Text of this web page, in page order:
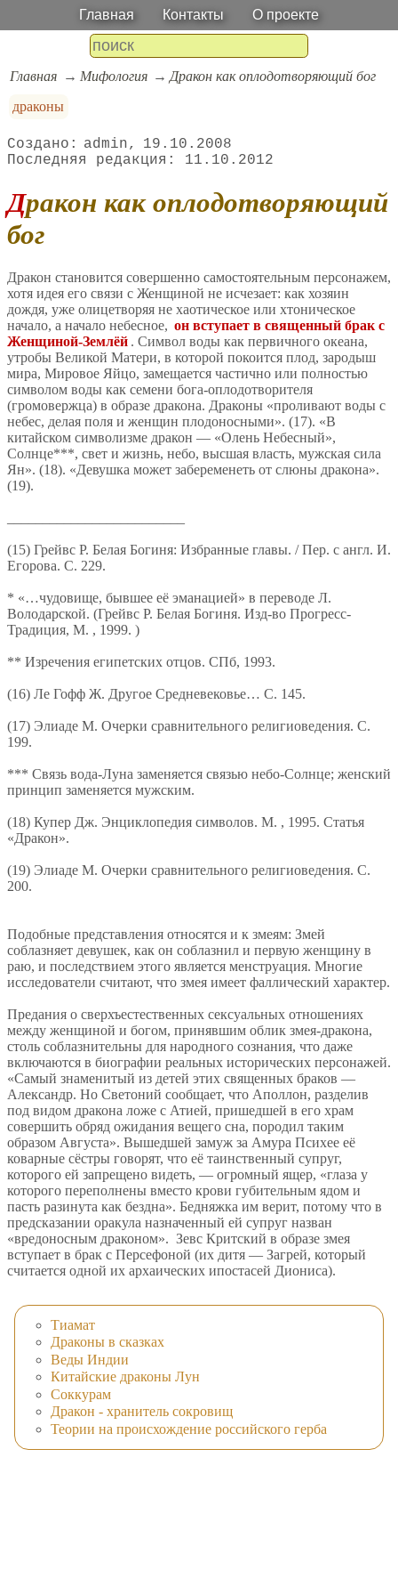
Главная Контакты О проекте
Главная Мифология
Дракон как оплодотворяющий бог
драконы
admin
19.10.2008
11.10.2012
Дракон как оплодотворяющий
бог
Дракон становится совершенно самостоятельным персонажем,
хотя идея его связи с Женщиной не исчезает: как хозяин
дождя, уже олицетворяя не хаотическое или хтоническое
начало, а начало небесное, он вступает в священный брак с
Женщиной-Землёй . Символ воды как первичного океана,
утробы Великой Матери, в которой покоится плод, зародыш
мира, Мировое Яйцо, замещается частично или полностью
символом воды как семени бога-оплодотворителя
(громовержца) в образе дракона. Драконы «проливают воды с
небес, делая поля и женщин плодоносными». (17). «В
китайском символизме дракон — «Олень Небесный»,
Солнце***, свет и жизнь, небо, высшая власть, мужская сила
Ян». (18). «Девушка может забеременеть от слюны дракона».
(19).
(15) Грейвс Р. Белая Богиня: Избранные главы. / Пер. с англ. И.
Егорова. С. 229.
* «…чудовище, бывшее её эманацией» в переводе Л.
Володарской. (Грейвс Р. Белая Богиня. Изд-во Прогресс-
Традиция, М. , 1999. )
** Изречения египетских отцов. СПб, 1993.
(16) Ле Гофф Ж. Другое Средневековье… С. 145.
(17) Элиаде М. Очерки сравнительного религиоведения. С.
199.
*** Связь вода-Луна заменяется связью небо-Солнце; женский
принцип заменяется мужским.
(18) Купер Дж. Энциклопедия символов. М. , 1995. Статья
«Дракон».
(19) Элиаде М. Очерки сравнительного религиоведения. С.
200.
Подобные представления относятся и к змеям: Змей
соблазняет девушек, как он соблазнил и первую женщину в
раю, и последствием этого является менструация. Многие
исследователи считают, что змея имеет фаллический характер.
Предания о сверхъестественных сексуальных отношениях
между женщиной и богом, принявшим облик змея-дракона,
столь соблазнительны для народного сознания, что даже
включаются в биографии реальных исторических персонажей.
«Самый знаменитый из детей этих священных браков —
Александр. Но Светоний сообщает, что Аполлон, разделив
под видом дракона ложе с Атией, пришедшей в его храм
совершить обряд ожидания вещего сна, породил таким
образом Августа». Вышедшей замуж за Амура Психее её
коварные сёстры говорят, что её таинственный супруг,
которого ей запрещено видеть, — огромный ящер, «глаза у
которого переполнены вместо крови губительным ядом и
пасть разинута как бездна». Бедняжка им верит, потому что в
предсказании оракула назначенный ей супруг назван
«вредоносным драконом». Зевс Критский в образе змея
вступает в брак с Персефоной (их дитя — Загрей, который
считается одной их архаических ипостасей Диониса).
Тиамат
Драконы в сказках
Веды Индии
Китайские драконы Лун
Соккурам
Дракон - хранитель сокровищ
Теории на происхождение российского герба